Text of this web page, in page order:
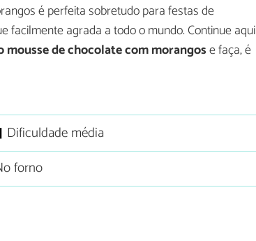
é perfeita sobretudo para festas de
facilmente agrada a todo o mundo. Continue aqui
mousse de chocolate com morangose faça, é
Dificuldade média
forno